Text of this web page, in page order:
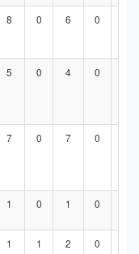
8 0 6 0
5 0 4 0
7 0 7 0
1 0 1 0
1 1 2 0